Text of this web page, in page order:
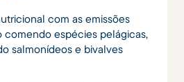
com as emissões
comendo espécies pelágicas,
salmonídeos e bivalves